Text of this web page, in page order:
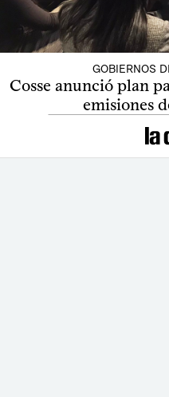
GOBIERNOS
Cosse anunció plan
emisiones